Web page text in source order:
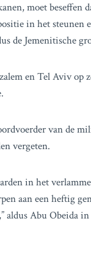
moet beseffen
in het
de Jemenitische
en Tel Aviv op
van de
vergeten.
in het
aan een heftig
aldus Abu Obeida